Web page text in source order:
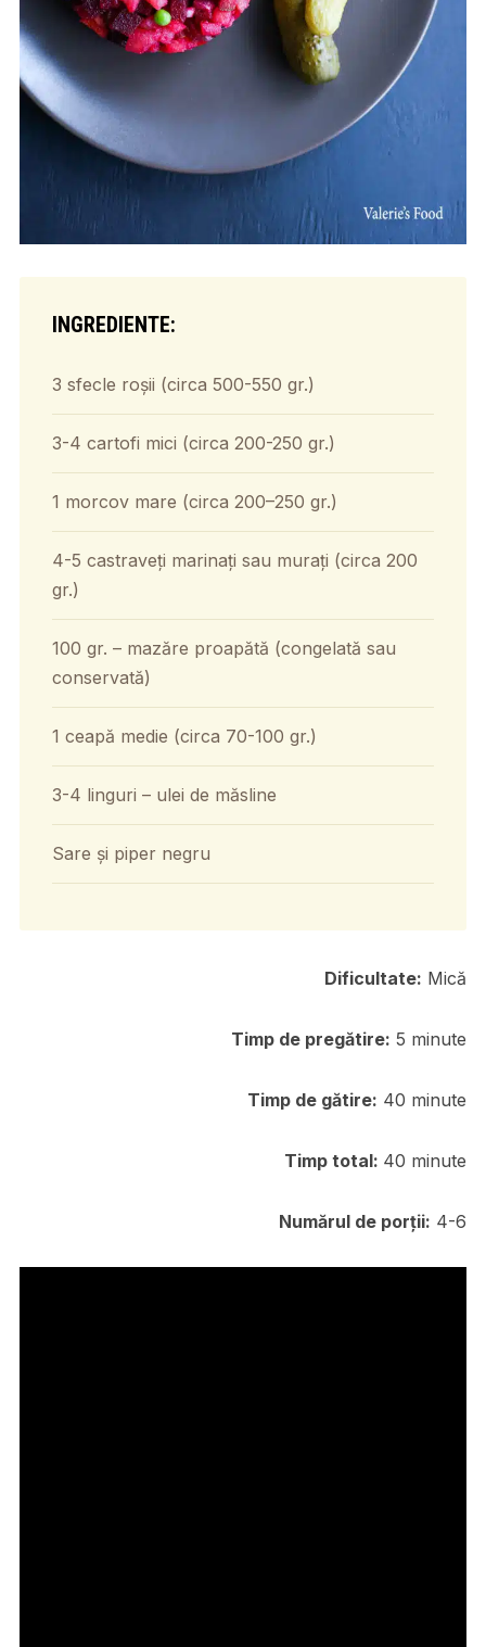
INGREDIENTE:
3 sfecle roșii (circa 500-550 gr.)
3-4 cartofi mici (circa 200-250 gr.)
1 morcov mare (circa 200–250 gr.)
4-5 castraveți marinați sau murați (circa 200
gr.)
100 gr. – mazăre proapătă (congelată sau
conservată)
1 ceapă medie (circa 70-100 gr.)
3-4 linguri – ulei de măsline
Sare și piper negru
Dificultate: Mică
Timp de pregătire: 5 minute
Timp de gătire: 40 minute
Timp total: 40 minute
Numărul de porții: 4-6